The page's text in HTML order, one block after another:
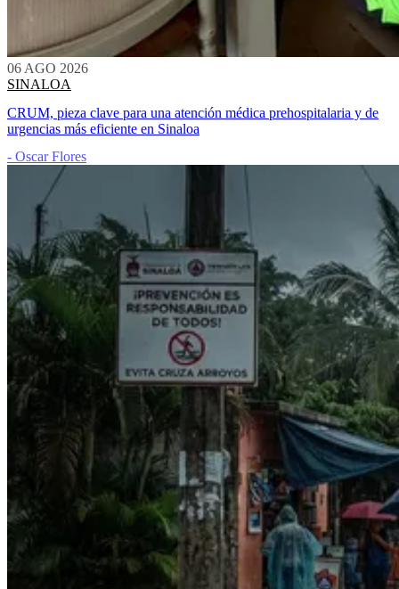
06 AGO 2026
SINALOA
CRUM, pieza clave para una atención médica prehospitalaria y de
urgencias más eficiente en Sinaloa
- Oscar Flores